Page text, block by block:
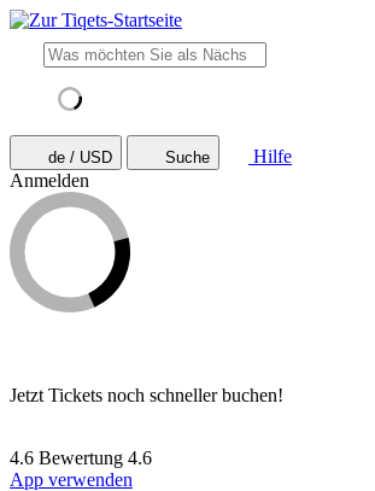
de / USD Suche
Hilfe
Anmelden
Jetzt Tickets noch schneller buchen!
4.6 Bewertung 4.6
App verwenden